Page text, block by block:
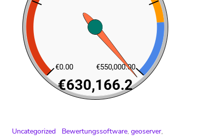
Uncategorized Bewertungssoftware, geoserver,